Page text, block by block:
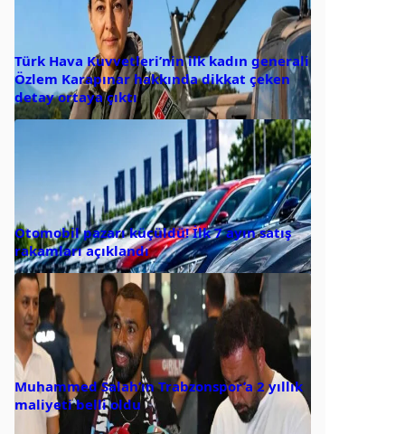
Türk Hava Kuvvetleri’nin ilk kadın generali
Özlem Karapınar hakkında dikkat çeken
detay ortaya çıktı
Otomobil pazarı küçüldü! İlk 7 ayın satış
rakamları açıklandı
Muhammed Salah’ın Trabzonspor’a 2 yıllık
maliyeti belli oldu